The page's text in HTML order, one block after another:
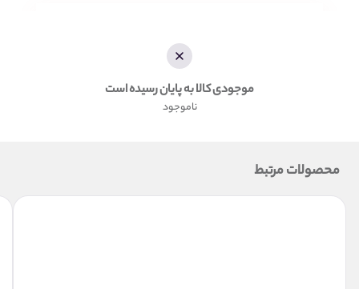
موجودی کالا به پایان رسیده است
ناموجود
محصولات مرتبط